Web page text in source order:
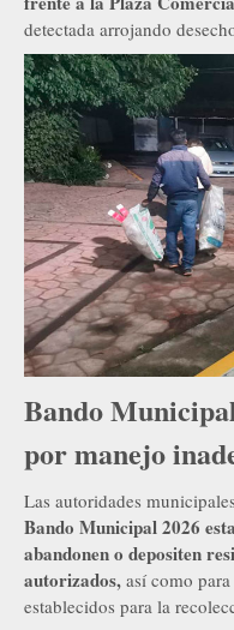
detectada arrojando
Bando
por manejo
Las autoridades
Bando Municipal 2026
abandonen o depositen
autorizados, así como
establecidos para la